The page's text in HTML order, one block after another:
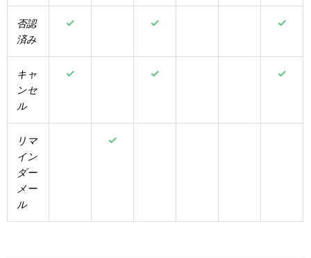
否認
済み
キャ
ンセ
ル
リマ
イン
ダー
メー
ル